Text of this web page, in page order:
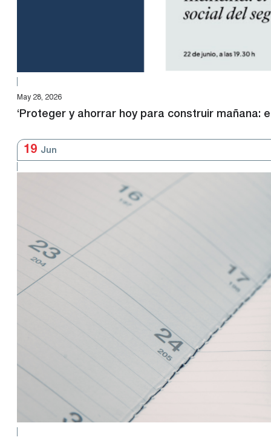
May 28, 2026
‘Proteger y ahorrar hoy para construir mañana:
19 Jun